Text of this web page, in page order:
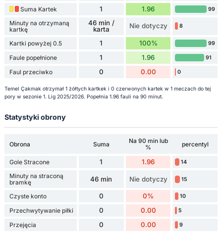
Suma Kartek 1 1.96 99
Minuty na otrzymaną
kartkę
46 min /
karta
Nie dotyczy 8
Kartki powyżej 0.5 1 100% 99
Faule popełnione 1 1.96 91
Faul przeciwko 0 0.00 0
Temel Çakmak otrzymał 1 żółtych kartkek i 0 czerwonych kartek w 1 meczach do tej
pory w sezonie 1. Lig 2025/2026. Popełnia 1.96 fauli na 90 minut.
Statystyki obrony
Obrona Suma
Na 90 min lub
%
percentyl
Gole Stracone 1 1.96 14
Minuty na straconą
bramkę
46 min Nie dotyczy 15
Czyste konto 0 0% 10
Przechwytywanie piłki 0 0.00 5
Przejęcia 0 0.00 9